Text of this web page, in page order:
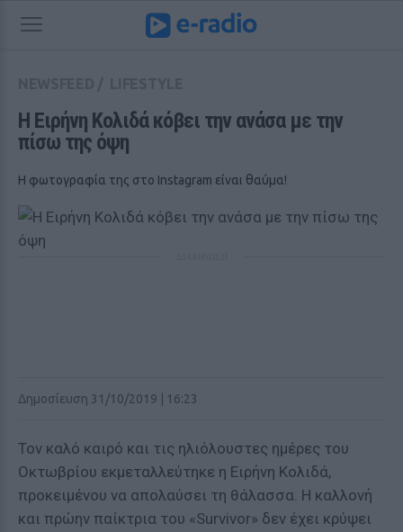
Η Ειρήνη Κολιδά κόβει την ανάσα με την
πίσω της όψη
Η φωτογραφία της στο Instagram είναι θαύμα!
Δημοσίευση 31/10/2019 | 16:23
Τον καλό καιρό και τις ηλιόλουστες ημέρες του
Οκτωβρίου εκμεταλλεύτηκε η Ειρήνη Κολιδά,
προκειμένου να απολαύσει τη θάλασσα. Η καλλονή
και πρώην παίκτρια του «Survivor» δεν έχει κρύψει